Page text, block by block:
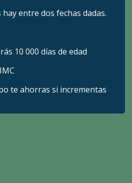
entre dos fechas dadas.
10 000 días de edad
te ahorras si incrementas